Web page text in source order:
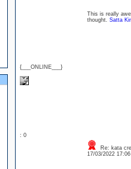
{___ONLINE___}
This is really
thought. Satta
: 0
Re: kata
17/03/2022